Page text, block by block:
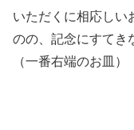
いただくに相応しい
のの、記念にすてき
（一番右端のお皿）